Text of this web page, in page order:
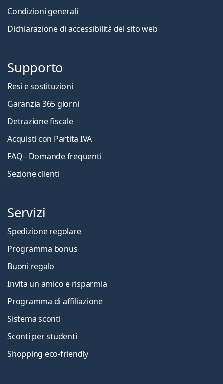
Condizioni generali
Dichiarazione di accessibilità del sito web
Supporto
Resi e sostituzioni
Garanzia 365 giorni
Detrazione fiscale
Acquisti con Partita IVA
FAQ - Domande frequenti
Sezione clienti
Servizi
Spedizione regolare
Programma bonus
Buoni regalo
Invita un amico e risparmia
Programma di affiliazione
Sistema sconti
Sconti per studenti
Shopping eco-friendly